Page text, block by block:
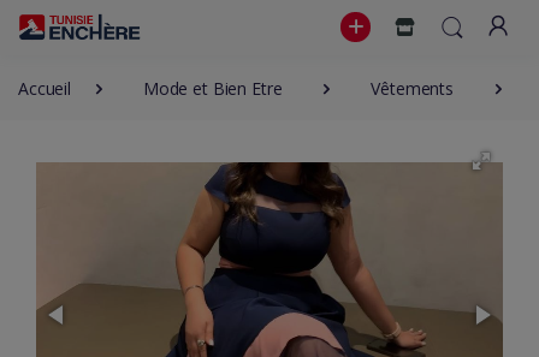
Accueil Mode et Bien Etre Vêtements